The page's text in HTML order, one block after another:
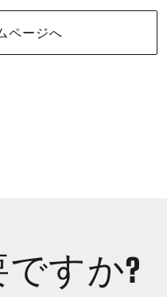
ページへ
すか?